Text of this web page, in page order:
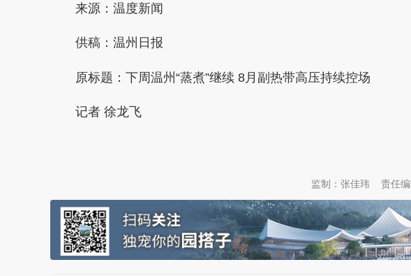
来源：温度新闻
供稿： 温州日报
原标题： 下周温州“蒸煮”继续 8月副热带高压持续控场
记者 徐龙飞
责任
监制：张佳玮